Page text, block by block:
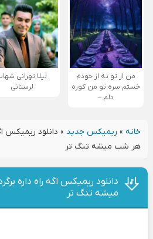
من از تو نه از خودم
خستم سره تو من کوره
دلم –
لیلا تهرانی
لرستانی
خانه» ریمیکس جدید » دانلود ریمیکس
هر شب میشه تنگ تر
دانلود ریمیکس اگه راه داره
میشه تنگ تر